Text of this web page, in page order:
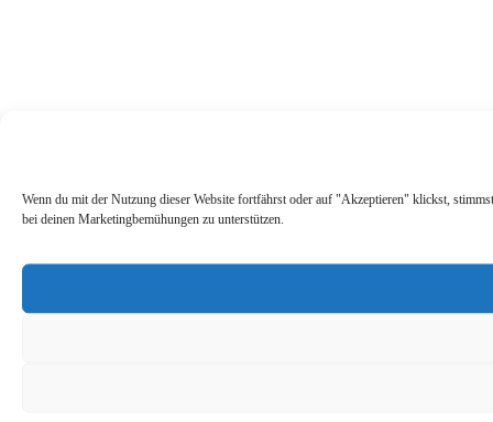
Wenn du mit der Nutzung dieser Website fortfährst oder auf "Akzeptieren" klickst,
bei deinen Marketingbemühungen zu unterstützen.